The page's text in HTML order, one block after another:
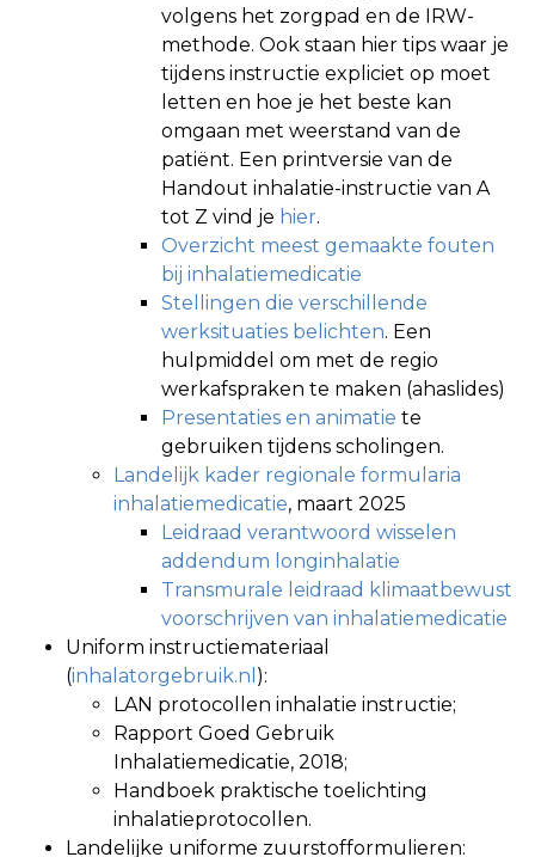
volgens het zorgpad en de IRW-
methode. Ook staan hier tips waar je
tijdens instructie expliciet op moet
letten en hoe je het beste kan
omgaan met weerstand van de
patiënt. Een printversie van de
Handout inhalatie-instructie van A
tot Z vind je hier.
Overzicht meest gemaakte fouten
bij inhalatiemedicatie
Stellingen die verschillende
werksituaties belichten. Een
hulpmiddel om met de regio
werkafspraken te maken (ahaslides)
Presentaties en animatie te
gebruiken tijdens scholingen.
Landelijk kader regionale formularia
inhalatiemedicatie, maart 2025
Leidraad verantwoord wisselen
addendum longinhalatie
Transmurale leidraad klimaatbewust
voorschrijven van inhalatiemedicatie
Uniform instructiemateriaal
(inhalatorgebruik.nl ):
LAN protocollen inhalatie instructie;
Rapport Goed Gebruik
Inhalatiemedicatie, 2018;
Handboek praktische toelichting
inhalatieprotocollen.
Landelijke uniforme zuurstofformulieren: